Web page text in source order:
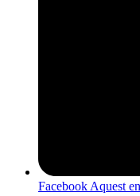
Facebook Aquest